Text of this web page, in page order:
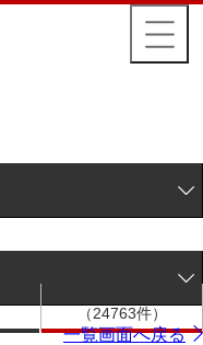
（24763件）
一覧画面へ戻る